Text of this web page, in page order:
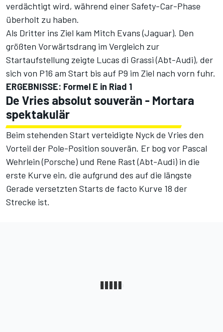
verdächtigt wird, während einer Safety-Car-Phase
überholt zu haben.
Als Dritter ins Ziel kam Mitch Evans (Jaguar). Den
größten Vorwärtsdrang im Vergleich zur
Startaufstellung zeigte Lucas di Grassi (Abt-Audi), der
sich von P16 am Start bis auf P9 im Ziel nach vorn fuhr.
ERGEBNISSE: Formel E in Riad 1
De Vries absolut souverän - Mortara
spektakulär
Beim stehenden Start verteidigte Nyck de Vries den
Vorteil der Pole-Position souverän. Er bog vor Pascal
Wehrlein (Porsche) und Rene Rast (Abt-Audi) in die
erste Kurve ein, die aufgrund des auf die längste
Gerade versetzten Starts de facto Kurve 18 der
Strecke ist.